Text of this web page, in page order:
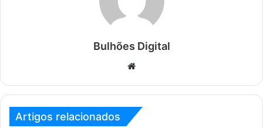
Bulhões Digital
Website
Artigos relacionados